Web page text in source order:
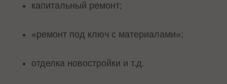
капитальный ремонт;
«ремонт под ключ с материалами»;
отделка новостройки и т.д.